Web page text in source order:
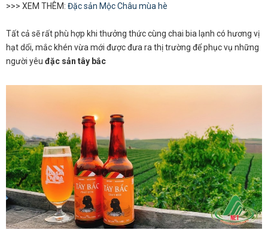
>>> XEM THÊM: Đặc sản Mộc Châu mùa hè
Tất cả sẽ rất phù hợp khi thưởng thức cùng chai bia lạnh có hương vị
hạt dổi, mắc khén vừa mới được đưa ra thị trường để phục vụ những
người yêu đặc sản tây bắc